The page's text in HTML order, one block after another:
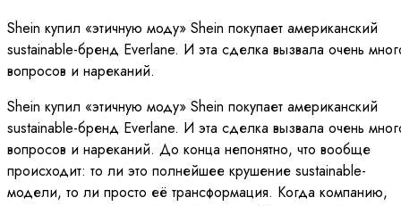
Shein купил «этичную моду» Shein покупает американский
sustainable-бренд Everlane. И эта сделка вызвала очень
вопросов и нареканий.
Shein купил «этичную моду» Shein покупает американский
sustainable-бренд Everlane. И эта сделка вызвала очень
вопросов и нареканий. До конца непонятно, что вообще
происходит: то ли это полнейшее крушение sustainable-
модели, то ли просто её трансформация. Когда компанию,